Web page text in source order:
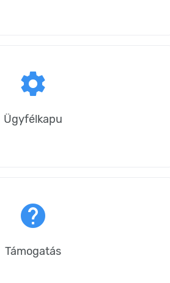
settings
Ügyfélkapu
help
Támogatás